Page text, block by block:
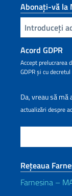
Abonați-vă la
Inserisci la tua email
Acord GDPR
Accept prelucrarea
GDPR și cu
Da, vreau să
actualizări despre
Rețeaua
Farnesina –